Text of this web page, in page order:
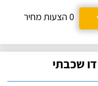
0 הצעות מחיר
שכבתי